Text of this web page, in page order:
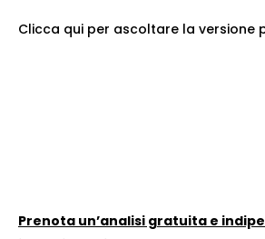
Clicca qui per ascoltare la versione
Prenota un’analisi gratuita e